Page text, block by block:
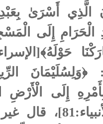
الَّذِي أَسْرَىٰ
الْحَرَامِ إِلَى
: ﴿وَلِسُلَيْمَانَ
إِلَى الْأَرْضِ